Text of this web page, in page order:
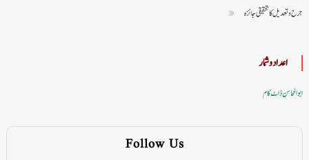
جرح و تعدیل کا تحقیقی جائزہ
اعداد وشمار
ابوالمحاسن ڈاٹ کام
Follow Us